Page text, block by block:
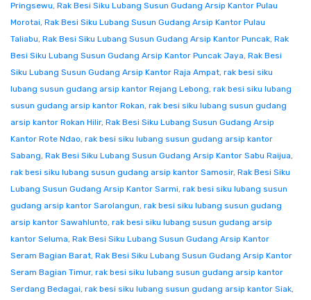
Pringsewu, Rak Besi Siku Lubang Susun Gudang Arsip Kantor Pulau
Morotai, Rak Besi Siku Lubang Susun Gudang Arsip Kantor Pulau
Taliabu, Rak Besi Siku Lubang Susun Gudang Arsip Kantor Puncak, Rak
Besi Siku Lubang Susun Gudang Arsip Kantor Puncak Jaya, Rak Besi
Siku Lubang Susun Gudang Arsip Kantor Raja Ampat, rak besi siku
lubang susun gudang arsip kantor Rejang Lebong, rak besi siku lubang
susun gudang arsip kantor Rokan, rak besi siku lubang susun gudang
arsip kantor Rokan Hilir, Rak Besi Siku Lubang Susun Gudang Arsip
Kantor Rote Ndao, rak besi siku lubang susun gudang arsip kantor
Sabang, Rak Besi Siku Lubang Susun Gudang Arsip Kantor Sabu Raijua,
rak besi siku lubang susun gudang arsip kantor Samosir, Rak Besi Siku
Lubang Susun Gudang Arsip Kantor Sarmi, rak besi siku lubang susun
gudang arsip kantor Sarolangun, rak besi siku lubang susun gudang
arsip kantor Sawahlunto, rak besi siku lubang susun gudang arsip
kantor Seluma, Rak Besi Siku Lubang Susun Gudang Arsip Kantor
Seram Bagian Barat, Rak Besi Siku Lubang Susun Gudang Arsip Kantor
Seram Bagian Timur, rak besi siku lubang susun gudang arsip kantor
Serdang Bedagai, rak besi siku lubang susun gudang arsip kantor Siak,